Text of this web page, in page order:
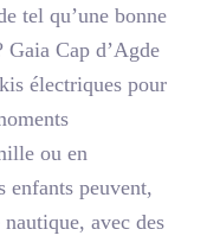
tel qu’une bonne
Gaia Cap d’Agde
électriques pour
ou en
enfants peuvent,
avec des